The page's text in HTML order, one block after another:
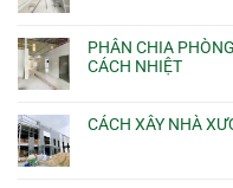
PHÂN CHIA
CÁCH NHIỆT
CÁCH XÂY NHÀ